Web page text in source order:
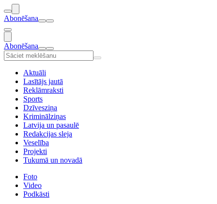
Abonēšana
Abonēšana
Aktuāli
Lasītājs jautā
Reklāmraksti
Sports
Dzīvesziņa
Kriminālziņas
Latvija un pasaulē
Redakcijas sleja
Veselība
Projekti
Tukumā un novadā
Foto
Video
Podkāsti